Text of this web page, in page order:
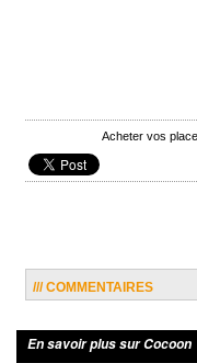
Acheter vos
/// COMMENTAIRES
En savoir plus sur Cocoon